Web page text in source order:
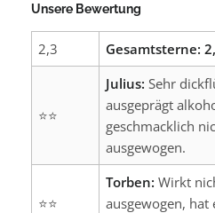
Unsere Bewertung
2,3 Gesamtsterne:
⭐⭐
Julius: Sehr
ausgeprägt
geschmacklich
ausgewogen.
⭐⭐
Torben: Wirkt
ausgewogen,